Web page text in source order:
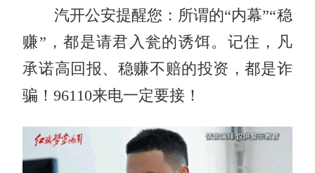
汽开公安提醒您：所谓的“内幕”“稳
赚”，都是请君入瓮的诱饵。记住，凡
承诺高回报、稳赚不赔的投资，都是诈
骗！96110来电一定要接！